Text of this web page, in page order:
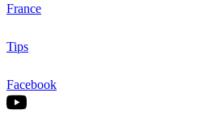
France
Tips
Facebook